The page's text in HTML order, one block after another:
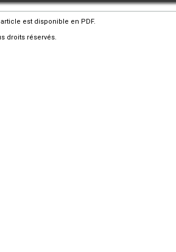
est disponible en PDF.
droits réservés.